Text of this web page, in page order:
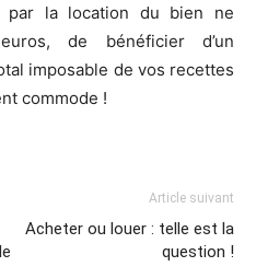
par la location du bien ne
de bénéficier d’un
imposable de vos recettes
commode !
Article suivant
Acheter ou louer : telle est la
question !